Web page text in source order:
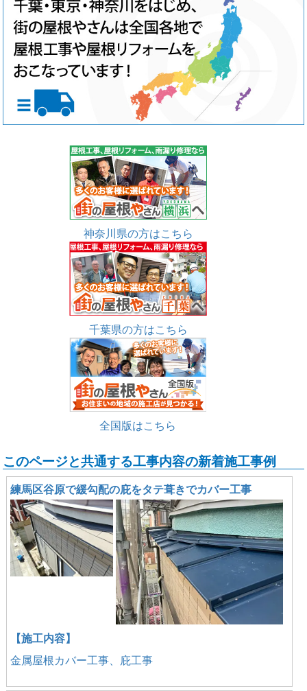
神奈川県の方はこちら
千葉県の方はこちら
全国版はこちら
このページと共通する工事内容の新着施工事例
練馬区谷原で緩勾配の庇をタテ葺きでカバー工事
【施工内容】
金属屋根カバー工事、庇工事